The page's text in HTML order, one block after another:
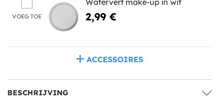
VOEG TOE 2,99 €
ACCESSOIRES
BESCHRIJVING